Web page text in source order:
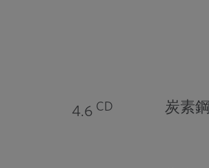
4.6 CD 炭素